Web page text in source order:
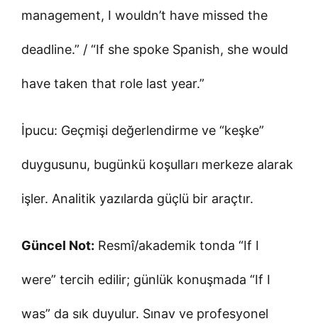
management, I wouldn’t have missed the
deadline.” / “If she spoke Spanish, she would
have taken that role last year.”
İpucu: Geçmişi değerlendirme ve “keşke”
duygusunu, bugünkü koşulları merkeze alarak
işler. Analitik yazılarda güçlü bir araçtır.
Güncel Not: Resmî/akademik tonda “If I
were” tercih edilir; günlük konuşmada “If I
was” da sık duyulur. Sınav ve profesyonel